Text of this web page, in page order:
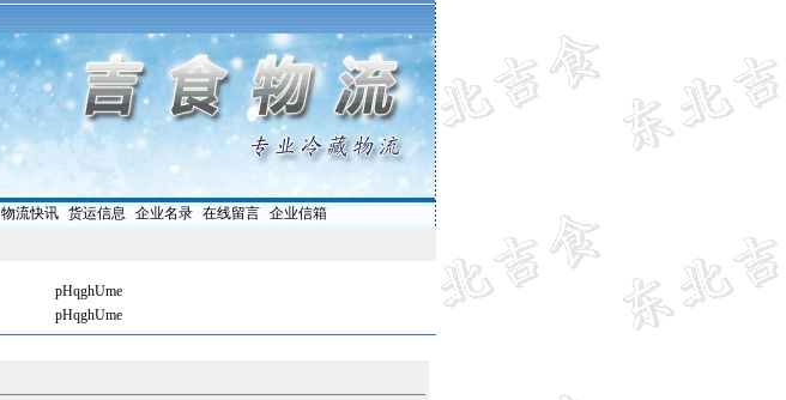
物流快讯| 货运信息 企业名录| 在线留言| 企业信箱
pHqghUme
pHqghUme